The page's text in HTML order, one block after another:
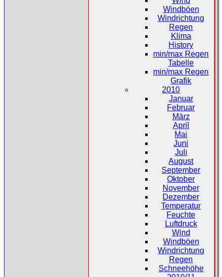
Windböen
Windrichtung
Regen
Klima
History
min/max Regen
Tabelle
min/max Regen
Grafik
2010
Januar
Februar
März
April
Mai
Juni
Juli
August
September
Oktober
November
Dezember
Temperatur
Feuchte
Luftdruck
Wind
Windböen
Windrichtung
Regen
Schneehöhe